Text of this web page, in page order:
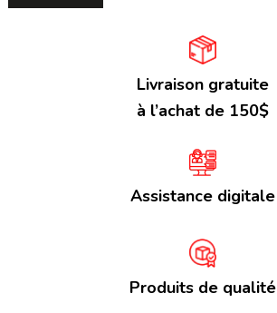
Livraison gratuite
à l’achat de 150$
Assistance digitale
Produits de qualité